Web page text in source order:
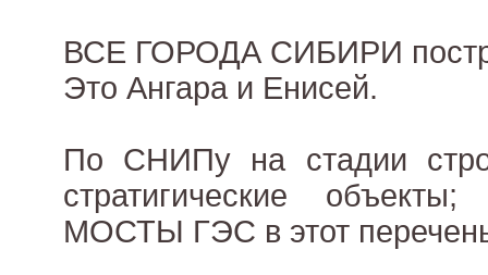
ВСЕ ГОРОДА СИБИРИ
Это Ангара и Енисей.
По СНИПу на стадии
стратигические
МОСТЫ ГЭС в этот